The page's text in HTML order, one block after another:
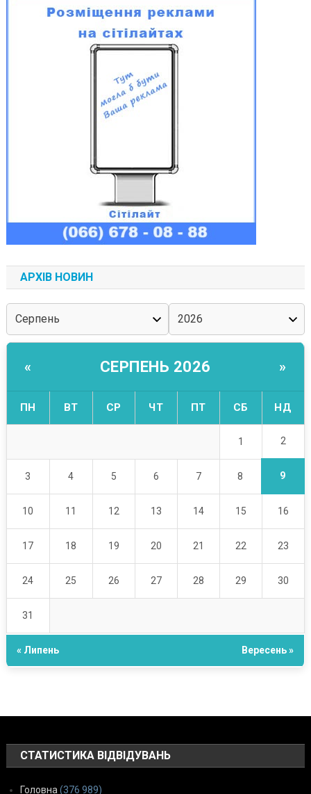
АРХІВ НОВИН
« СЕРПЕНЬ 2026 »
ПН ВТ СР ЧТ ПТ СБ НД
1 2
3 4 5 6 7 8 9
10 11 12 13 14 15 16
17 18 19 20 21 22 23
24 25 26 27 28 29 30
31
« Липень Вересень »
СТАТИСТИКА ВІДВІДУВАНЬ
Головна (376 989)